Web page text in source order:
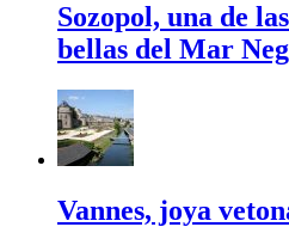
Sozopol, una de
bellas del Mar
Vannes, joya